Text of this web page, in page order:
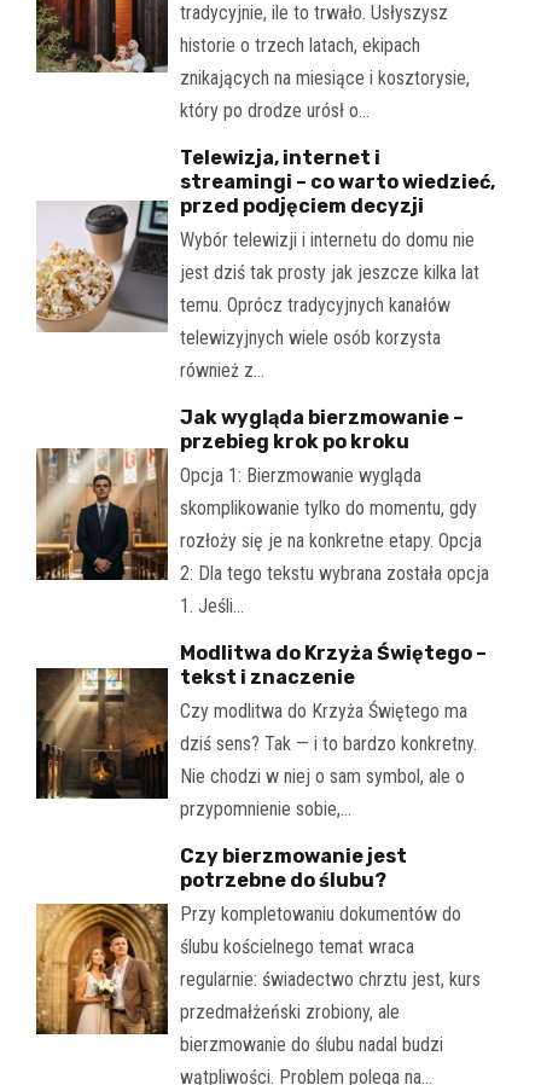
tradycyjnie, ile to trwało. Usłyszysz
historie o trzech latach, ekipach
znikających na miesiące i kosztorysie,
który po drodze urósł o…
Telewizja, internet i
streamingi – co warto wiedzieć,
przed podjęciem decyzji
Wybór telewizji i internetu do domu nie
jest dziś tak prosty jak jeszcze kilka lat
temu. Oprócz tradycyjnych kanałów
telewizyjnych wiele osób korzysta
również z…
Jak wygląda bierzmowanie –
przebieg krok po kroku
Opcja 1: Bierzmowanie wygląda
skomplikowanie tylko do momentu, gdy
rozłoży się je na konkretne etapy. Opcja
2: Dla tego tekstu wybrana została opcja
1. Jeśli…
Modlitwa do Krzyża Świętego –
tekst i znaczenie
Czy modlitwa do Krzyża Świętego ma
dziś sens? Tak — i to bardzo konkretny.
Nie chodzi w niej o sam symbol, ale o
przypomnienie sobie,…
Czy bierzmowanie jest
potrzebne do ślubu?
Przy kompletowaniu dokumentów do
ślubu kościelnego temat wraca
regularnie: świadectwo chrztu jest, kurs
przedmałżeński zrobiony, ale
bierzmowanie do ślubu nadal budzi
wątpliwości. Problem polega na…